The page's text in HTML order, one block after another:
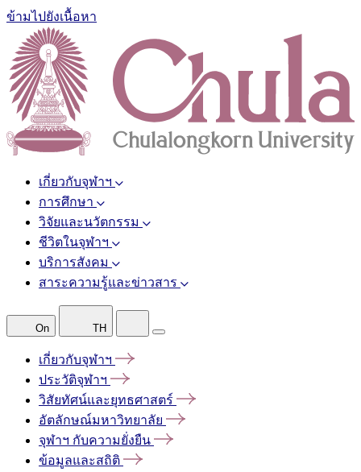
ข้ามไปยังเนื้อหา
เกี่ยวกับจุฬาฯ
การศึกษา
วิจัยและนวัตกรรม
ชีวิตในจุฬาฯ
บริการสังคม
สาระความรู้และข่าวสาร
On TH
เกี่ยวกับจุฬาฯ
ประวัติจุฬาฯ
วิสัยทัศน์และยุทธศาสตร์
อัตลักษณ์มหาวิทยาลัย
จุฬาฯ กับความยั่งยืน
ข้อมูลและสถิติ